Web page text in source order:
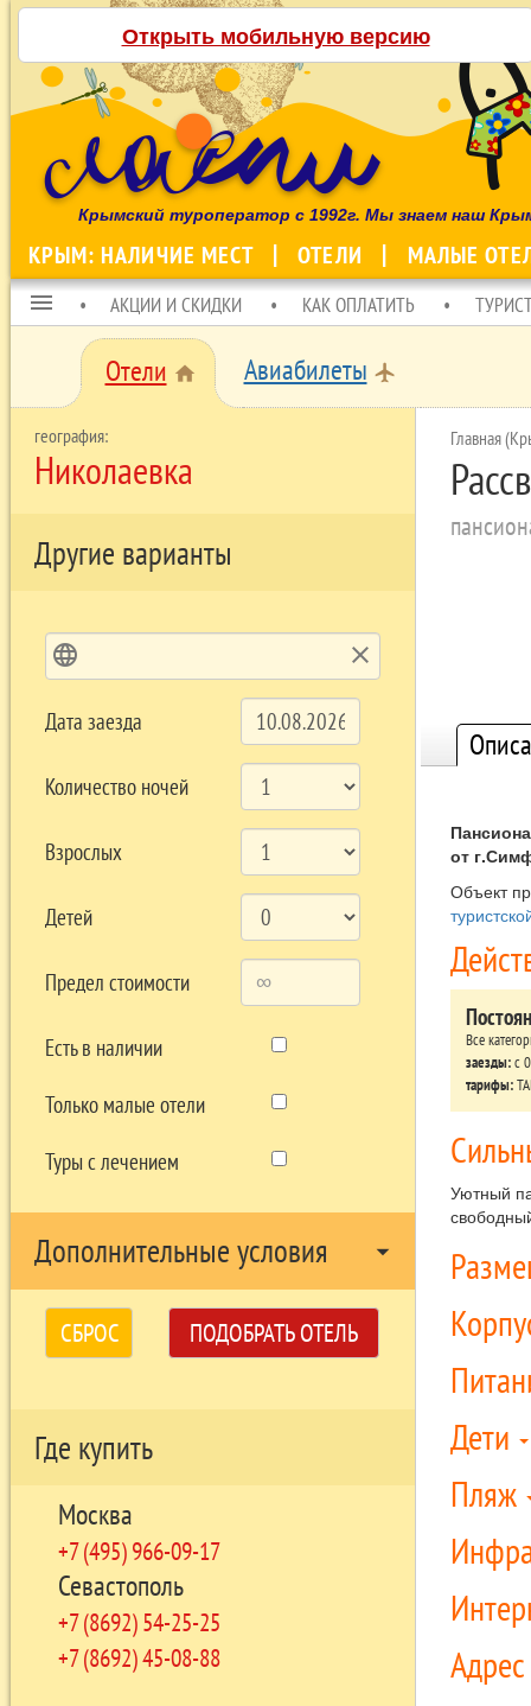
Открыть мобильную версию
Крымский туроператор с 1992г. Мы знаем наш
КРЫМ: НАЛИЧИЕ МЕСТ ОТЕЛИ МАЛЫЕ
menu АКЦИИ И СКИДКИ КАК ОПЛАТИТЬ
Отели home Авиабилеты local_airport
Николаевка
Другие варианты
language clear
Дата заезда
Количество ночей
Взрослых
Детей
Предел стоимости
Есть в наличии
Только малые отели
Туры с лечением
Дополнительные условия arrow_drop_down
СБРОС ПОДОБРАТЬ ОТЕЛЬ
Где купить
Москва
+7 (495) 966-09-17
Севастополь
+7 (8692) 54-25-25
+7 (8692) 45-08-88
Главная
от
Объект
Все
заезды:c
тарифы:
Уютный
Дети
Пляж
Адрес